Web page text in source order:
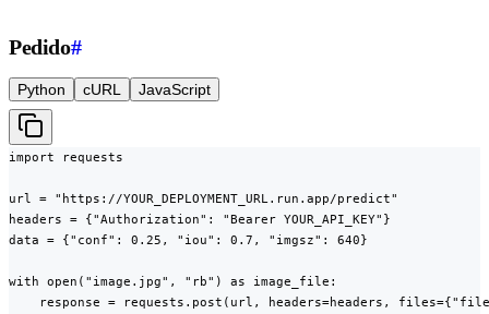
Pedido#
Python cURL JavaScript
import requests
url = "https://YOUR_DEPLOYMENT_URL.run.app/predict"
headers = {"Authorization": "Bearer YOUR_API_KEY"}
data = {"conf": 0.25, "iou": 0.7, "imgsz": 640}
with open("image.jpg", "rb") as image_file:
response = requests.post(url, headers=headers,